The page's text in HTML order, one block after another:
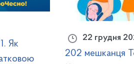
Як
22 грудня
202 мешканця